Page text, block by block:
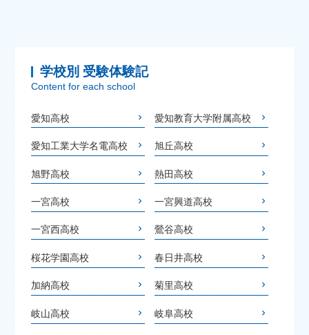
学校別 受験体験記
Content for each school
愛知高校 愛知教育大学附属高校
愛知工業大学名電高校 旭丘高校
旭野高校 熱田高校
一宮高校 一宮興道高校
一宮西高校 鶯谷高校
桜花学園高校 春日井高校
加納高校 菊里高校
岐山高校 岐阜高校